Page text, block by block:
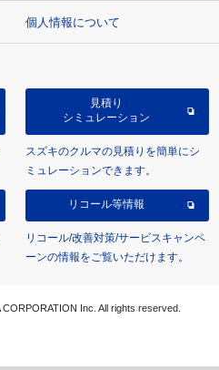
個人情報について
見積り
シミュレーション
スズキのクルマの見積りを簡単にシ
ミュレーションできます。
リコール等情報
リコール/改善対策/サービスキャンペ
ーンの情報をご覧いただけます。
Inc. All rights reserved.